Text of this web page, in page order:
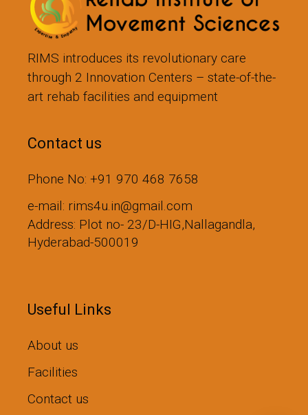
RIMS introduces its revolutionary care
through 2 Innovation Centers – state-of-the-
art rehab facilities and equipment
Contact us
Phone No: +91 970 468 7658
e-mail: rims4u.in@gmail.com
Address: Plot no- 23/D-HIG,Nallagandla,
Hyderabad-500019
Useful Links
About us
Facilities
Contact us